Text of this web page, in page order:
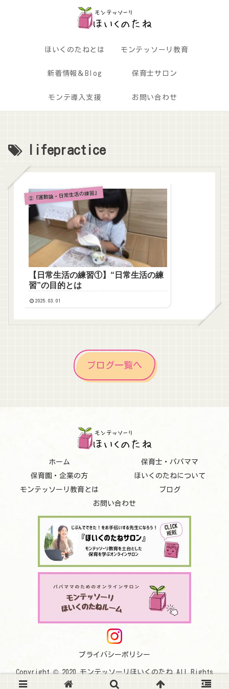
ほいくのたねとは モンテッソーリ教育
新着情報＆Blog 保育士サロン
モンテ導入支援 お問い合わせ
lifepractice
②『運動論・日常生活の練習』
【日常生活の練習①】“日常生活の練
習”の目的とは
2025.03.01
ブログ一覧へ
ホーム
保育士・パパママ
保育園・企業の方
ほいくのたねについて
モンテッソーリ教育とは
ブログ
お問い合わせ
プライバシーポリシー
Copyright © 2020 モンテッソーリほいくのたね All Rights
Reserved.